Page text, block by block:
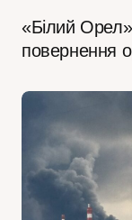
«Білий
повернення